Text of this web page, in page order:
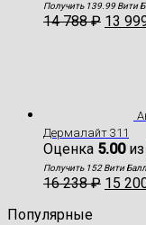
Получить 139.99 Вити
14 788₽ 13
Дермалайт 311
Оценка 5.00из
Получить 152 Вити
16 238₽ 15
Популярные